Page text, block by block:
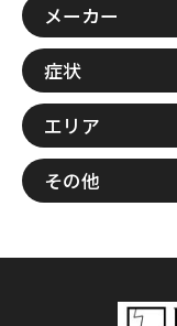
メーカー
症状
エリア
その他